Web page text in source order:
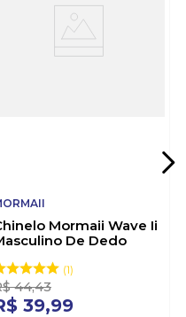
e conforto.
livre com atitude.
Mormaii.
Mormaii Wave Ii
De Dedo
1
44,43
39,99